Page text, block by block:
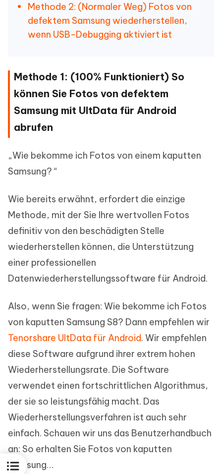
Methode 2: (Normaler Weg) Fotos von
defektem Samsung wiederherstellen,
wenn USB-Debugging aktiviert ist
Methode 1: (100% Funktioniert) So
können Sie Fotos von defektem
Samsung mit UltData für Android
abrufen
„Wie bekomme ich Fotos von einem kaputten
Samsung? “
Wie bereits erwähnt, erfordert die einzige
Methode, mit der Sie Ihre wertvollen Fotos
definitiv von den beschädigten Stelle
wiederherstellen können, die Unterstützung
einer professionellen
Datenwiederherstellungssoftware für Android.
Also, wenn Sie fragen: Wie bekomme ich Fotos
von kaputten Samsung S8? Dann empfehlen wir
Tenorshare UltData für Android. Wir empfehlen
diese Software aufgrund ihrer extrem hohen
Wiederherstellungsrate. Die Software
verwendet einen fortschrittlichen Algorithmus,
der sie so leistungsfähig macht. Das
Wiederherstellungsverfahren ist auch sehr
einfach. Schauen wir uns das Benutzerhandbuch
an: So erhalten Sie Fotos von kaputten
Samsung…